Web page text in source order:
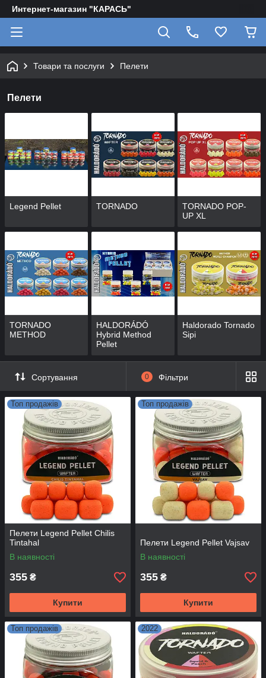
Интернет-магазин "КАРАСЬ"
Товари та послуги Пелети
Пелети
Legend Pellet TORNADO
TORNADO POP-
UP XL
TORNADO
METHOD
HALDORÁDÓ
Hybrid Method
Pellet
Haldorado Tornado
Sipi
Сортування 0 Фільтри
Топ продажів
Пелети Legend Pellet Chilis
Tintahal
В наявності
355 ₴
Купити
Топ продажів
Пелети Legend Pellet Vajsav
В наявності
355 ₴
Купити
Топ продажів 2022